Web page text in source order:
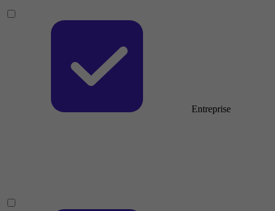
Entreprise